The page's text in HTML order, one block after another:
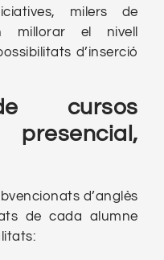
milers de
millorar el nivell
d’inserció
cursos
presencial,
d’anglès
de cada alumne